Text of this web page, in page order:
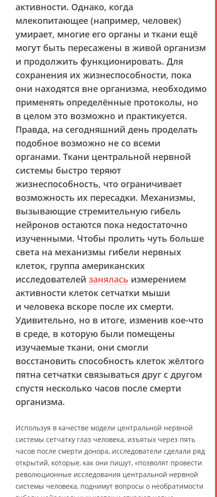
активности. Однако, когда
млекопитающее (например, человек)
умирает, многие его органы и ткани ещё
могут быть пересажены в живой организм
и продолжить функционировать. Для
сохранения их жизнеспособности, пока
они находятся вне организма, необходимо
применять определённые протоколы, но
в целом это возможно и практикуется.
Правда, на сегодняшний день проделать
подобное возможно не со всеми
органами. Ткани центральной нервной
системы быстро теряют
жизнеспособность, что ограничивает
возможность их пересадки. Механизмы,
вызывающие стремительную гибель
нейронов остаются пока недостаточно
изученными. Чтобы пролить чуть больше
света на механизмы гибели нервных
клеток, группа американских
исследователей занялась измерением
активности клеток сетчатки мыши
и человека вскоре после их смерти.
Удивительно, но в итоге, изменив кое-что
в среде, в которую были помещены
изучаемые ткани, они смогли
восстановить способность клеток жёлтого
пятна сетчатки связываться друг с другом
спустя несколько часов после смерти
организма.
Используя в качестве модели центральной нервной
системы сетчатку глаз человека, изъятых через пять
часов после смерти донора, исследователи сделали ряд
открытий, которые, как они пишут, «позволят провести
революционные исследования центральной нервной
системы человека, поднимут вопросы о необратимости